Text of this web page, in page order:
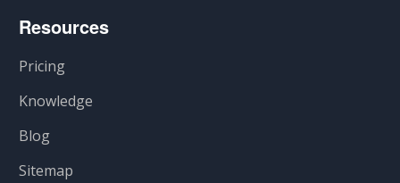
Resources
Pricing
Knowledge
Blog
Sitemap